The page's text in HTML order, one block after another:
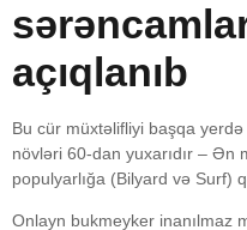
açıqlanıb
Bu cür müxtəlifliyi başqa
növləri 60-dan yuxarıdır – Ən
populyarlığa (Bilyard və Surf)
Onlayn bukmeyker inanılmaz